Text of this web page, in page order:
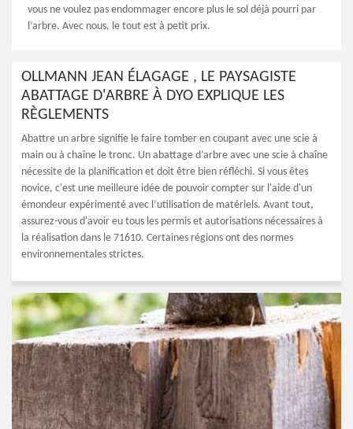
vous ne voulez pas endommager encore plus le sol déjà pourri par
l’arbre. Avec nous, le tout est à petit prix.
OLLMANN JEAN ÉLAGAGE , LE PAYSAGISTE
ABATTAGE D'ARBRE À DYO EXPLIQUE LES
RÈGLEMENTS
Abattre un arbre signifie le faire tomber en coupant avec une scie à
main ou à chaîne le tronc. Un abattage d’arbre avec une scie à chaîne
nécessite de la planification et doit être bien réfléchi. Si vous êtes
novice, c'est une meilleure idée de pouvoir compter sur l'aide d'un
émondeur expérimenté avec l’utilisation de matériels. Avant tout,
assurez-vous d'avoir eu tous les permis et autorisations nécessaires à
la réalisation dans le 71610. Certaines régions ont des normes
environnementales strictes.